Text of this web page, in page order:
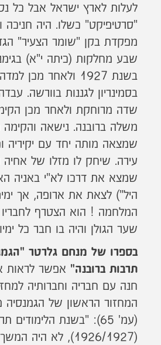
לעלות לארץ ישראל אבל כל
"סרטיפיקט" כשלו. היה חניכה
מפקדת בקן "שומר הצעיר"
שבע מחלקות (כיתה י"א)
בשנת 1927 ולאחר מכן
בסמינריון לגננות בוורשה.
שדה מרוחקת ולאחר מכן
משלה ברובנה. נישאה
שמצאה מותה יחד עם יקיריה
עירה. שיחק לו מזלו של
שמצא את דרכו לא"י באניה
היל") לצאת את ארופה, אך
המלחמה ! הוא הצטרף לחבריו
שער הגולן והיה בו חבר כל
בספרו של מנחם גלרטר
תרבות ברובנה" אפשר לראות
חנה עם חבריה וחברותיה
המחזור הראשון של הגמנסיה
(עמ' 65): "בשנת הלימודים
(1926/1927), לא היה